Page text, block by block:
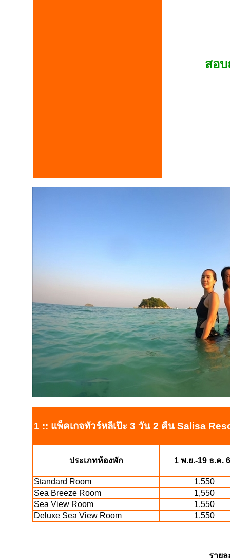
สอบ
1 :: แพ็คเกจทัวร์หลีเป๊ะ 3 วัน 2 คืน Salisa
ประเภทห้องพัก 1 พ.ย.-19 ธ.ค.
Standard Room
1,550
Sea Breeze Room
1,550
Sea View Room
1,550
Deluxe Sea View Room
1,550
รายล